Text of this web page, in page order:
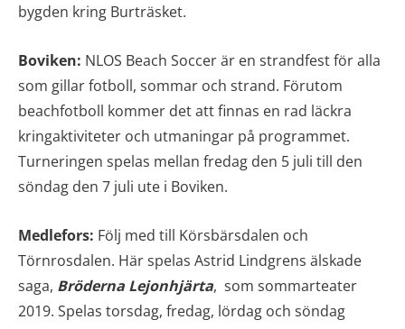
bygden kring Burträsket.
Boviken: NLOS Beach Soccer är en strandfest för alla
som gillar fotboll, sommar och strand. Förutom
beachfotboll kommer det att finnas en rad läckra
kringaktiviteter och utmaningar på programmet.
Turneringen spelas mellan fredag den 5 juli till den
söndag den 7 juli ute i Boviken.
Medlefors: Följ med till Körsbärsdalen och
Törnrosdalen. Här spelas Astrid Lindgrens älskade
saga, Bröderna Lejonhjärta, som sommarteater
2019. Spelas torsdag, fredag, lördag och söndag